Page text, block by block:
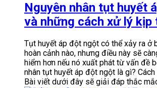
Nguyên nhân tụt huyết
và những cách xử lý kịp
Tụt huyết áp đột ngột có thể xảy ra ở
hoàn cảnh nào, nhưng điều này sẽ
hiểm hơn nếu nó xuất phát từ vấn đề
nhân tụt huyết áp đột ngột là gì?
Bài viết dưới đây sẽ giải đáp thắc